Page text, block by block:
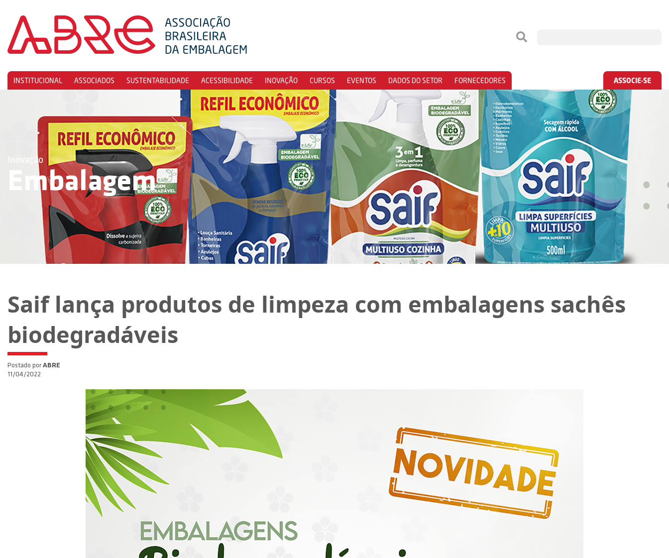
INSTITUCIONAL ASSOCIADOS SUSTENTABILIDADE ACESSIBILIDADE INOVAÇÃO CURSOS EVENTOS DADOS DO SETOR FORNECEDORES ASSOCIE-SE
Inovação
Embalagem
Saif lança produtos de limpeza com embalagens sachês
biodegradáveis
Postado por ABRE
11/04/2022